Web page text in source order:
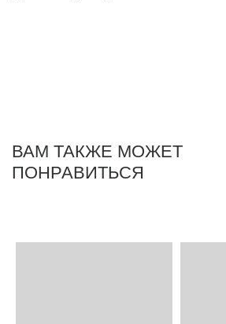
ВАМ ТАКЖЕ МОЖЕТ
ПОНРАВИТЬСЯ